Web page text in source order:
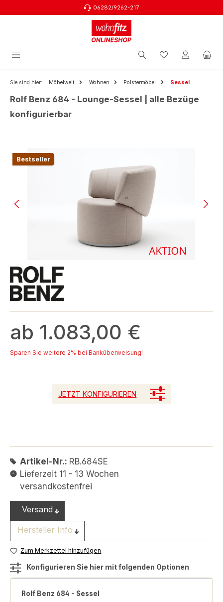
06282/9262-217
Sie sind hier: Möbelwelt Wohnen Polstermöbel Sessel
Rolf Benz 684 - Lounge-Sessel | alle Bezüge
konfigurierbar
Bildergalerie überspringen
Bestseller
ab 1.083,00 €
Sparen Sie weitere 2% bei Banküberweisung!
JETZT KONFIGURIEREN
Artikel-Nr.: RB.684SE
Lieferzeit 11 - 13 Wochen
versandkostenfrei
Versand
Hersteller Info
Zum Merkzettel hinzufügen
Konfigurieren Sie hier mit folgenden Optionen
Rolf Benz 684 - Sessel